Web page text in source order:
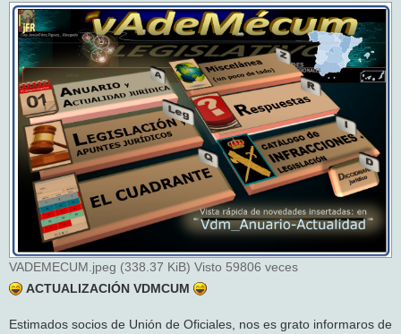
n
s
a
j
e
VADEMECUM.jpeg (338.37 KiB) Visto 59806 veces
ACTUALIZACIÓN VDMCUM
Estimados socios de Unión de Oficiales, nos es grato informaros de